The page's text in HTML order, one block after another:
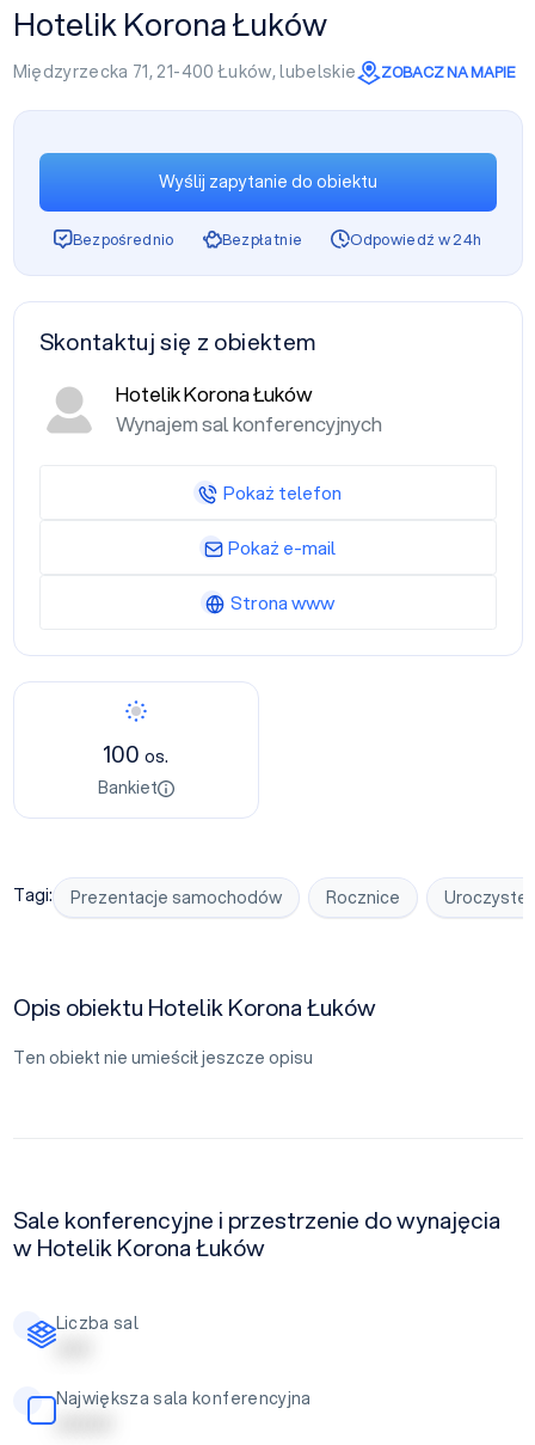
Hotelik Korona Łuków
Międzyrzecka 71, 21-400Łuków,lubelskie ZOBACZ NA MAPIE
Bankiet
100os.
Bankiet
Tagi: Prezentacje samochodów Rocznice Uroczyste
Opis obiektu Hotelik Korona Łuków
Ten obiekt nie umieścił jeszcze opisu
Sale konferencyjne i przestrzenie do wynajęcia
w Hotelik Korona Łuków
Liczba sal
| | | | |
Największa sala konferencyjna
| | | | | | | |
Wyślij zapytanie do obiektu
Bezpośrednio Bezpłatnie Odpowiedź w 24h
Skontaktuj się z obiektem
Hotelik Korona Łuków
Wynajem sal konferencyjnych
Pokaż telefon
Pokaż e-mail
Strona www